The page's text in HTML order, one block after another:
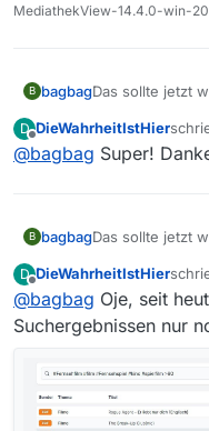
MediathekView-14.4.0-win-
B bagbagDas sollte jetzt
D
Offline
DieWahrheitIstHier
@bagbag Super!
B bagbagDas sollte jetzt
D
Offline
DieWahrheitIstHier
@bagbag Oje, seit
Suchergebnissen nur